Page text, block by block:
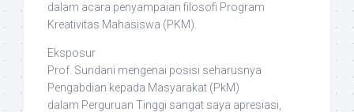
dalam acara penyampaian filosofi Program
Kreativitas Mahasiswa (PKM).
Eksposur
Prof. Sundani mengenai posisi seharusnya
Pengabdian kepada Masyarakat (PkM)
dalam Perguruan Tinggi sangat saya apresiasi,